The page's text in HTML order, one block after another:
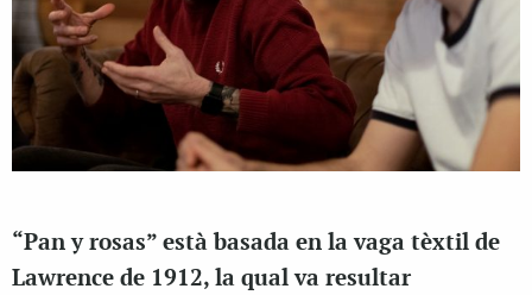
“Pan y rosas” està basada en la vaga tèxtil de
Lawrence de 1912, la qual va resultar